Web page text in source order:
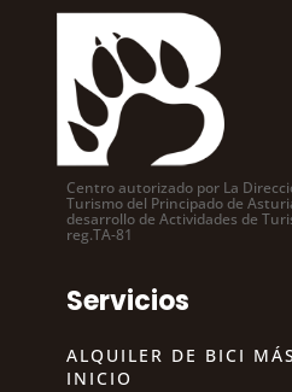
Centro autorizado por La
Turismo del Principado de
desarrollo de Actividades de
reg.TA-81
Servicios
ALQUILER DE BICI
INICIO